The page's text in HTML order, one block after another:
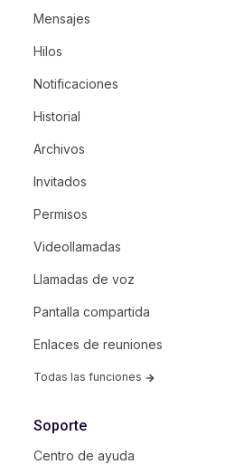
Mensajes
Hilos
Notificaciones
Historial
Archivos
Invitados
Permisos
Videollamadas
Llamadas de voz
Pantalla compartida
Enlaces de reuniones
Todas las funciones
Soporte
Centro de ayuda